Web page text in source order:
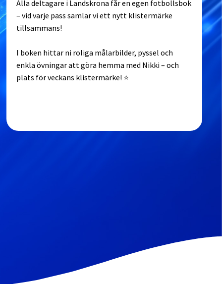
Alla deltagare i Landskrona får en egen fotbollsbok
– vid varje pass samlar vi ett nytt klistermärke
tillsammans!
I boken hittar ni roliga målarbilder, pyssel och
enkla övningar att göra hemma med Nikki – och
plats för veckans klistermärke! ⭐